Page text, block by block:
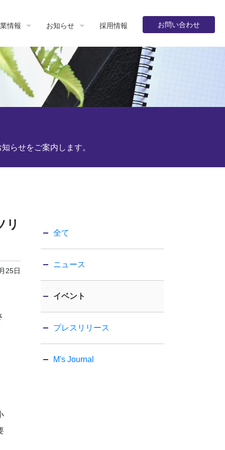
情報 お知らせ 採用情報 お問い合わせ
らせをご案内します。
リ
25日
全て
ニュース
イベント
プレスリリース
M's Journal